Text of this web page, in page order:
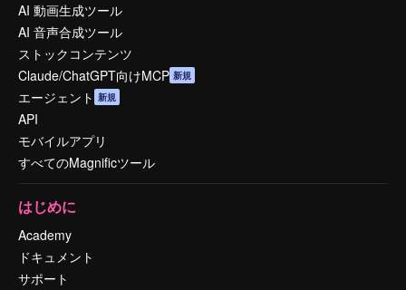
AI 動画生成ツール
AI 音声合成ツール
ストックコンテンツ
Claude/ChatGPT向けMCP 新規
エージェント 新規
API
モバイルアプリ
すべてのMagnificツール
はじめに
Academy
ドキュメント
サポート